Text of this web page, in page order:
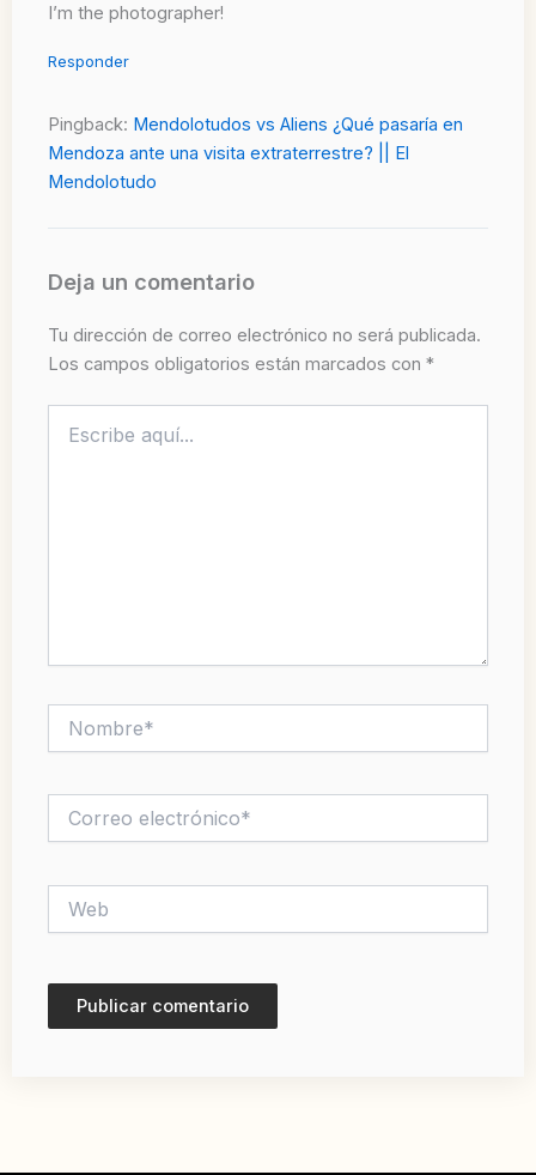
I’m the photographer!
Responder
Pingback: Mendolotudos vs Aliens ¿Qué pasaría en
Mendoza ante una visita extraterrestre? || El
Mendolotudo
Deja un comentario
Tu dirección de correo electrónico no será publicada.
Los campos obligatorios están marcados con *
aquí...
electrónico*